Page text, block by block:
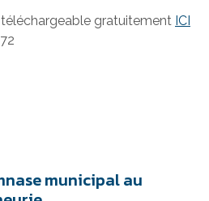
gratuitement ICI
municipal au